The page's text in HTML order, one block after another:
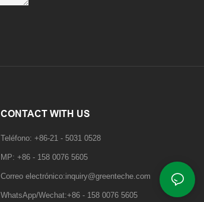
CONTACT WITH US
Teléfono: +86-21 - 5031 0528
MP: +86 - 158 0076 5605
Correo electrónico:inquiry@greenteche.com
WhatsApp/Wechat:+86 - 158 0076 5605